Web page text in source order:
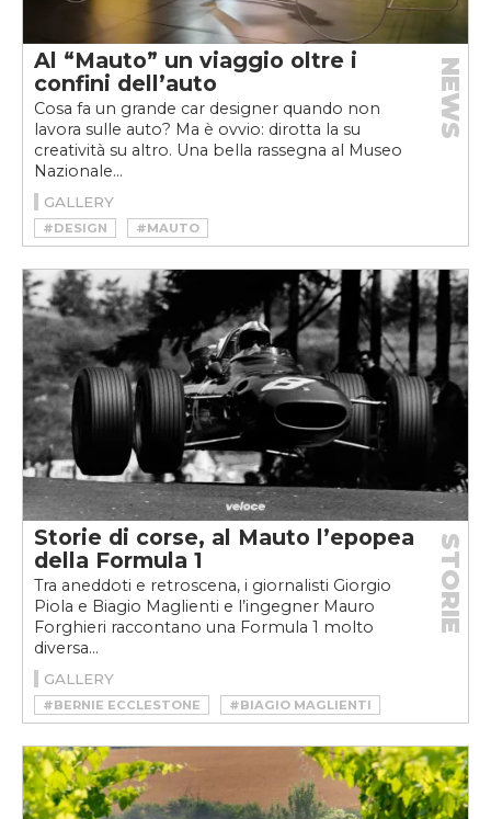
Al “Mauto” un viaggio oltre i
confini dell’auto
Cosa fa un grande car designer quando non
lavora sulle auto? Ma è ovvio: dirotta la su
creatività su altro. Una bella rassegna al Museo
Nazionale...
NEWS
GALLERY
#DESIGN
#MAUTO
#MUSEO AUTOMOBILE TORINO
Storie di corse, al Mauto l’epopea
della Formula 1
Tra aneddoti e retroscena, i giornalisti Giorgio
Piola e Biagio Maglienti e l’ingegner Mauro
Forghieri raccontano una Formula 1 molto
diversa...
STORIE
GALLERY
#BERNIE ECCLESTONE
#BIAGIO MAGLIENTI
#ENZO FERRARI
#FORMULA 1
#FORMULA 1 ANNI 70
#FORMULA 1 FERRARI
#GIORGIO PIOLA
#MAURO FORGHIERI
#MOTORSPORT
#STORIE DI CORSE